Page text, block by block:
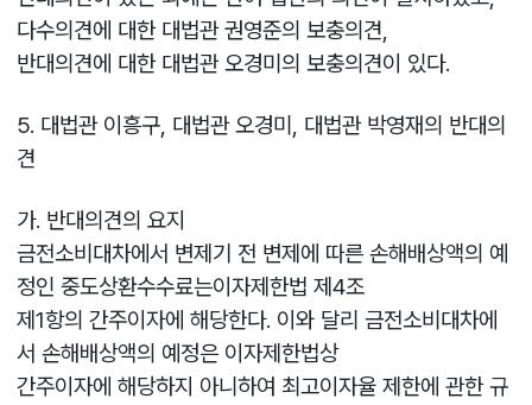
다수의견에 대한 대법관 권영준의 보충의견,
반대의견에 대한 대법관 오경미의 보충의견이 있다.
5. 대법관 이흥구, 대법관 오경미, 대법관 박영재의 반대의
견
가. 반대의견의 요지
금전소비대차에서 변제기 전 변제에 따른 손해배상액의 예
정인 중도상환수수료는이자제한법 제4조
제1항의 간주이자에 해당한다. 이와 달리 금전소비대차에
서 손해배상액의 예정은 이자제한법상
간주이자에 해당하지 아니하여 최고이자율 제한에 관한 규